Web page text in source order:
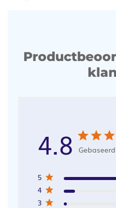
4.8
5
4
3